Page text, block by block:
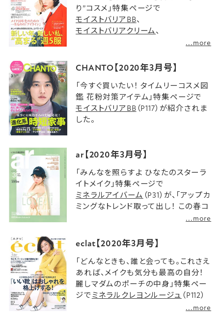
り”コスメ」特集ページで
モイストバリアBB、
モイストバリアクリーム、
介されました。
...more
CHANTO【2020年3月号】
「今すぐ買いたい！ タイムリーコスメ図
鑑 花粉対策アイテム」特集ページで
モイストバリアBB （P117）が紹介されま
した。
ar【2020年3月号】
「みんなを照らすよ ひなたのスターラ
イトメイク」特集ページで
ミネラルアイバーム （P31）が、「アップカ
ミングなトレンド取って出し！ この春コ
レ！しか欲しくない速報」特集ページで
されました。
...more
eclat【2020年3月号】
「どんなときも、誰と会っても。これさえ
あれば、メイクも気分も最高の自分！
麗しマダムのポーチの中身」特集ペー
ジでミネラルクレヨンルージュ （P112）
...more